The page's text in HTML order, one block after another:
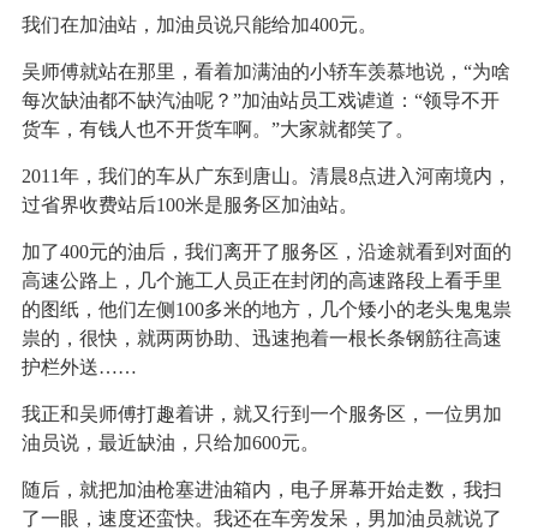
我们在加油站，加油员说只能给加400元。
吴师傅就站在那里，看着加满油的小轿车羡慕地说，“为啥
每次缺油都不缺汽油呢？”加油站员工戏谑道：“领导不开
货车，有钱人也不开货车啊。”大家就都笑了。
2011年，我们的车从广东到唐山。清晨8点进入河南境内，
过省界收费站后100米是服务区加油站。
加了400元的油后，我们离开了服务区，沿途就看到对面的
高速公路上，几个施工人员正在封闭的高速路段上看手里
的图纸，他们左侧100多米的地方，几个矮小的老头鬼鬼祟
祟的，很快，就两两协助、迅速抱着一根长条钢筋往高速
护栏外送……
我正和吴师傅打趣着讲，就又行到一个服务区，一位男加
油员说，最近缺油，只给加600元。
随后，就把加油枪塞进油箱内，电子屏幕开始走数，我扫
了一眼，速度还蛮快。我还在车旁发呆，男加油员就说了